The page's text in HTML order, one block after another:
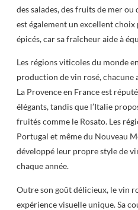
des salades, des fruits de mer
est également un excellent
épicés, car sa fraîcheur aide à
Les régions viticoles du monde
production de vin rosé,
La Provence en France est
élégants, tandis que l’Italie
fruités comme le Rosato. Les
Portugal et même du Nouveau
développé leur propre style de
chaque année.
Outre son goût délicieux, le vin
expérience visuelle unique. Sa